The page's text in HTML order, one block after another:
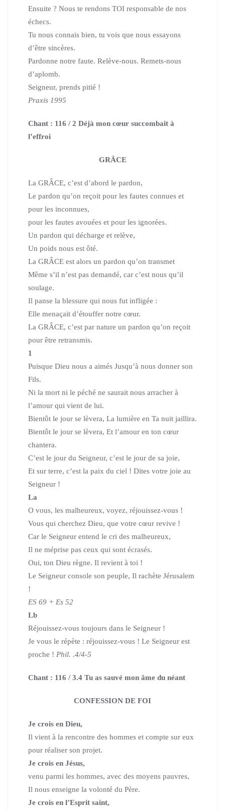
Ensuite ? Nous te rendons TOI responsable de nos
échecs.
Tu nous connais bien, tu vois que nous essayons
d’être sincères.
Pardonne notre faute. Relève-nous. Remets-nous
d’aplomb.
Seigneur, prends pitié !
Praxis 1995
Chant : 116 / 2 Déjà mon cœur succombait à
l’effroi
GRÂCE
La GRÂCE, c’est d’abord le pardon,
Le pardon qu’on reçoit pour les fautes connues et
pour les inconnues,
pour les fautes avouées et pour les ignorées.
Un pardon qui décharge et relève,
Un poids nous est ôté.
La GRÂCE est alors un pardon qu’on transmet
Même s’il n’est pas demandé, car c’est nous qu’il
soulage.
Il panse la blessure qui nous fut infligée :
Elle menaçait d’étouffer notre cœur.
La GRÂCE, c’est par nature un pardon qu’on reçoit
pour être retransmis.
1
Puisque Dieu nous a aimés Jusqu’à nous donner son
Fils.
Ni la mort ni le péché ne saurait nous arracher à
l’amour qui vient de lui.
Bientôt le jour se lèvera, La lumière en Ta nuit jaillira.
Bientôt le jour se lèvera, Et l’amour en ton cœur
chantera.
C’est le jour du Seigneur, c’est le jour de sa joie,
Et sur terre, c’est la paix du ciel ! Dites votre joie au
Seigneur !
La
O vous, les malheureux, voyez, réjouissez-vous !
Vous qui cherchez Dieu, que votre cœur revive !
Car le Seigneur entend le cri des malheureux,
Il ne méprise pas ceux qui sont écrasés.
Oui, ton Dieu règne. Il revient à toi !
Le Seigneur console son peuple, Il rachète Jérusalem
!
ES 69 + Es 52
Lb
Réjouissez-vous toujours dans le Seigneur !
Je vous le répète : réjouissez-vous ! Le Seigneur est
proche ! Phil. .4/4-5
Chant : 116 / 3.4 Tu as sauvé mon âme du néant
CONFESSION DE FOI
Je crois en Dieu,
Il vient à la rencontre des hommes et compte sur eux
pour réaliser son projet.
Je crois en Jésus,
venu parmi les hommes, avec des moyens pauvres,
Il nous enseigne la volonté du Père.
Je crois en l’Esprit saint,